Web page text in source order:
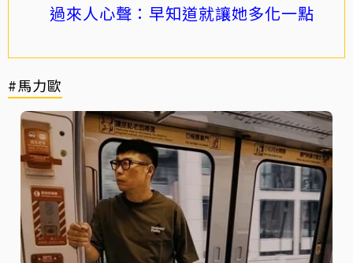
過來人心聲：早知道就讓她多化一點
#馬力歐